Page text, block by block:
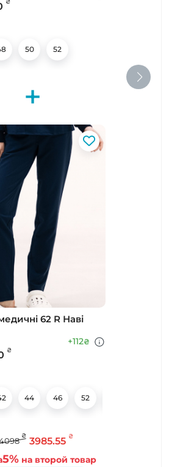
₴
50 52
+
62 R Наві
₴
+112₴
44 46 52
₴ 3985.55 ₴
5% на второй товар